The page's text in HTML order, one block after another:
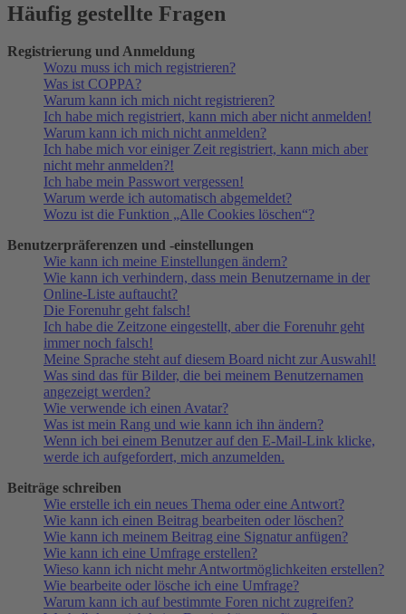
Häufig gestellte Fragen
Registrierung und Anmeldung
Wozu muss ich mich registrieren?
Was ist COPPA?
Warum kann ich mich nicht registrieren?
Ich habe mich registriert, kann mich aber nicht anmelden!
Warum kann ich mich nicht anmelden?
Ich habe mich vor einiger Zeit registriert, kann mich aber
nicht mehr anmelden?!
Ich habe mein Passwort vergessen!
Warum werde ich automatisch abgemeldet?
Wozu ist die Funktion „Alle Cookies löschen“?
Benutzerpräferenzen und -einstellungen
Wie kann ich meine Einstellungen ändern?
Wie kann ich verhindern, dass mein Benutzername in der
Online-Liste auftaucht?
Die Forenuhr geht falsch!
Ich habe die Zeitzone eingestellt, aber die Forenuhr geht
immer noch falsch!
Meine Sprache steht auf diesem Board nicht zur Auswahl!
Was sind das für Bilder, die bei meinem Benutzernamen
angezeigt werden?
Wie verwende ich einen Avatar?
Was ist mein Rang und wie kann ich ihn ändern?
Wenn ich bei einem Benutzer auf den E-Mail-Link klicke,
werde ich aufgefordert, mich anzumelden.
Beiträge schreiben
Wie erstelle ich ein neues Thema oder eine Antwort?
Wie kann ich einen Beitrag bearbeiten oder löschen?
Wie kann ich meinem Beitrag eine Signatur anfügen?
Wie kann ich eine Umfrage erstellen?
Wieso kann ich nicht mehr Antwortmöglichkeiten erstellen?
Wie bearbeite oder lösche ich eine Umfrage?
Warum kann ich auf bestimmte Foren nicht zugreifen?